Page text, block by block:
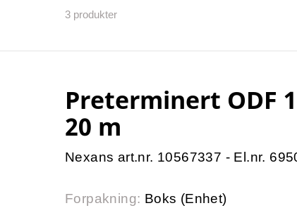
3 produkter
Preterminert ODF
20 m
Nexans art.nr. 10567337 - El.nr.
Forpakning: Boks (Enhet)